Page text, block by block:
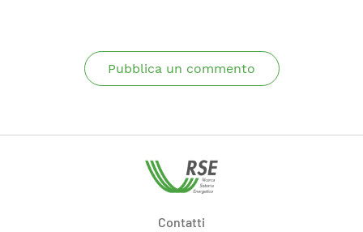
Pubblica un commento
Contatti